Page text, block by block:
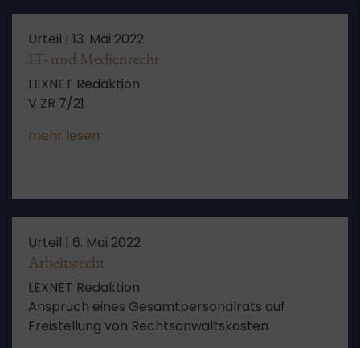
Urteil | 13. Mai 2022
IT- und Medienrecht
LEXNET Redaktion
V ZR 7/21
mehr lesen
Urteil | 6. Mai 2022
Arbeitsrecht
LEXNET Redaktion
Anspruch eines Gesamtpersonalrats auf
Freistellung von Rechtsanwaltskosten